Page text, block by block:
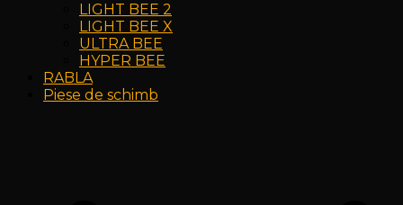
LIGHT BEE 2
LIGHT BEE X
ULTRA BEE
HYPER BEE
RABLA
Piese de schimb